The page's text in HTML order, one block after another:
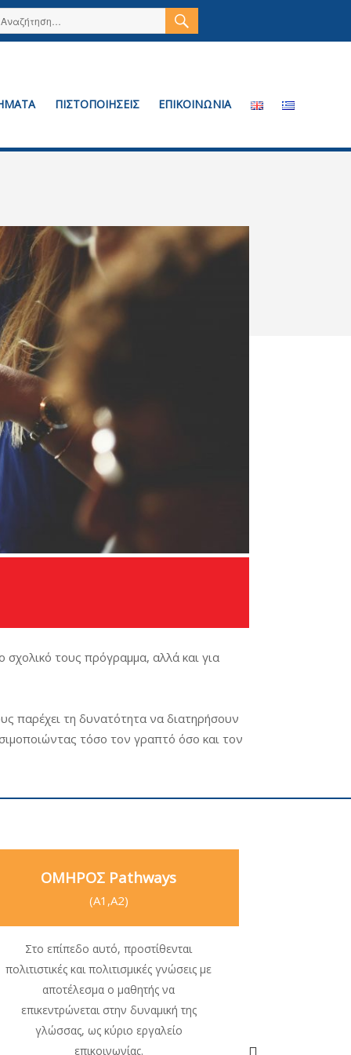
Αναζήτηση
ΠΙΣΤΟΠΟΙΗΣΕΙΣ ΕΠΙΚΟΙΝΩΝΙΑ
σχολικό τους πρόγραμμα, αλλά και για
παρέχει τη δυνατότητα να διατηρήσουν
τόσο τον γραπτό όσο και τον
ΟΜΗΡΟΣ Pathways
(A1,Α2)
Στο επίπεδο αυτό, προστίθενται
πολιτιστικές και πολιτισμικές γνώσεις με
αποτέλεσμα ο μαθητής να
επικεντρώνεται στην δυναμική της
γλώσσας, ως κύριο εργαλείο
επικοινωνίας.